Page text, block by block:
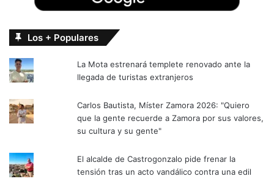
Los + Populares
La Mota estrenará templete renovado ante la
llegada de turistas extranjeros
Carlos Bautista, Míster Zamora 2026: "Quiero
que la gente recuerde a Zamora por sus valores,
su cultura y su gente"
El alcalde de Castrogonzalo pide frenar la
tensión tras un acto vandálico contra una edil